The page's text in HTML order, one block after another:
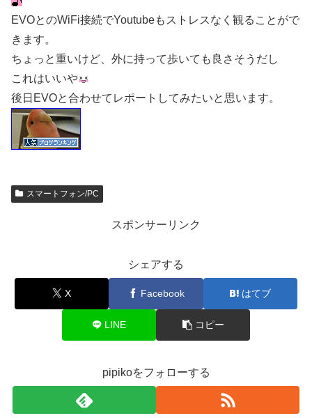
EVOとのWiFi接続でYoutubeもストレスなく観ることがで
きます。
ちょっと重いけど、外に持って歩いても良さそうだし
これはいいや
後日EVOと合わせてレポートしてみたいと思います。
スマートフォン/PC
スポンサーリンク
シェアする
X Facebook はてブ
LINE コピー
pipikoをフォローする